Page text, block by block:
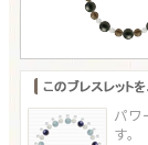
パワ
す。